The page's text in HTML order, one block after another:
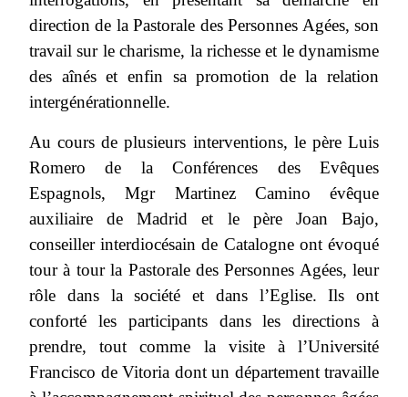
direction de la Pastorale des Personnes Agées, son
travail sur le charisme, la richesse et le dynamisme
des aînés et enfin sa promotion de la relation
intergénérationnelle.
Au cours de plusieurs interventions, le père Luis
Romero de la Conférences des Evêques
Espagnols, Mgr Martinez Camino évêque
auxiliaire de Madrid et le père Joan Bajo,
conseiller interdiocésain de Catalogne ont évoqué
tour à tour la Pastorale des Personnes Agées, leur
rôle dans la société et dans l’Eglise. Ils ont
conforté les participants dans les directions à
prendre, tout comme la visite à l’Université
Francisco de Vitoria dont un département travaille